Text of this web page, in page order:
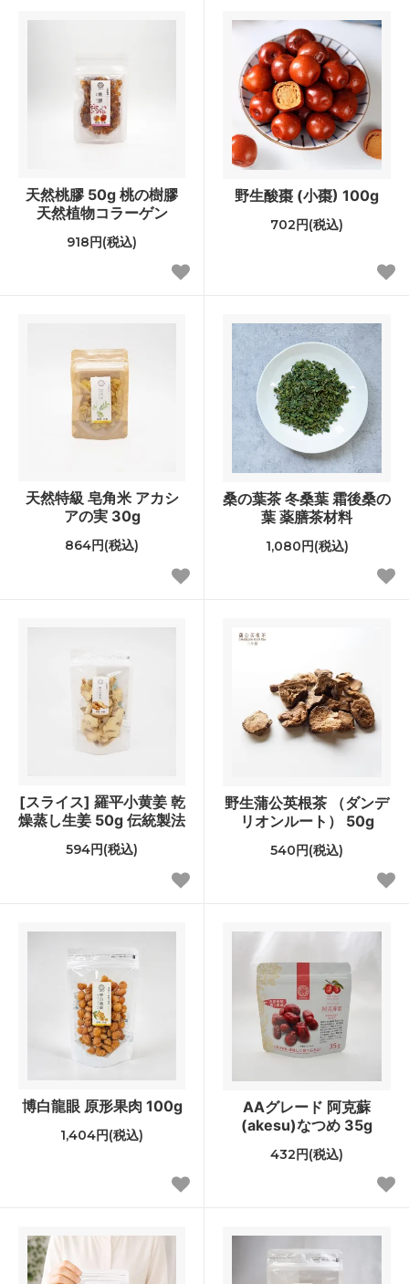
天然桃膠 50g 桃の樹膠
天然植物コラーゲン
918円(税込)
野生酸棗 (小棗) 100g
702円(税込)
天然特級 皂角米 アカシ
アの実 30g
864円(税込)
桑の葉茶 冬桑葉 霜後桑の
葉 薬膳茶材料
1,080円(税込)
[スライス] 羅平小黄姜 乾
燥蒸し生姜 50g 伝統製法
594円(税込)
野生蒲公英根茶 （ダンデ
リオンルート） 50g
540円(税込)
博白龍眼 原形果肉 100g
1,404円(税込)
AAグレード 阿克蘇
(akesu)なつめ 35g
432円(税込)